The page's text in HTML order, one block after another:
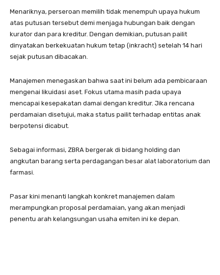
Menariknya, perseroan memilih tidak menempuh upaya hukum
atas putusan tersebut demi menjaga hubungan baik dengan
kurator dan para kreditur. Dengan demikian, putusan pailit
dinyatakan berkekuatan hukum tetap (inkracht) setelah 14 hari
sejak putusan dibacakan.
Manajemen menegaskan bahwa saat ini belum ada pembicaraan
mengenai likuidasi aset. Fokus utama masih pada upaya
mencapai kesepakatan damai dengan kreditur. Jika rencana
perdamaian disetujui, maka status pailit terhadap entitas anak
berpotensi dicabut.
Sebagai informasi, ZBRA bergerak di bidang holding dan
angkutan barang serta perdagangan besar alat laboratorium dan
farmasi.
Pasar kini menanti langkah konkret manajemen dalam
merampungkan proposal perdamaian, yang akan menjadi
penentu arah kelangsungan usaha emiten ini ke depan.